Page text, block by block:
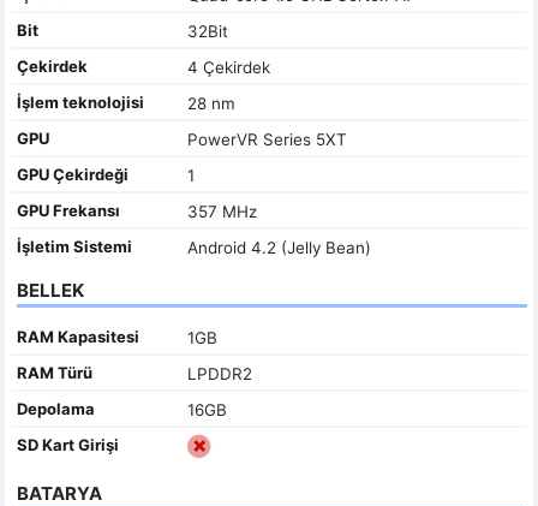
Bit
32Bit
Çekirdek
4 Çekirdek
İşlem teknolojisi
28 nm
GPU
PowerVR Series 5XT
GPU Çekirdeği
1
GPU Frekansı
357 MHz
İşletim Sistemi
Android 4.2 (Jelly Bean)
BELLEK
RAM Kapasitesi
1GB
RAM Türü
LPDDR2
Depolama
16GB
SD Kart Girişi
BATARYA